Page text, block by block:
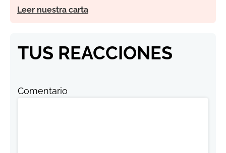
Leer nuestra carta
TUS REACCIONES
Comentario